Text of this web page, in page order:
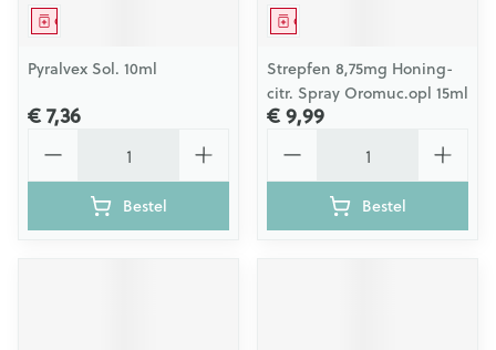
Geneesmiddel
Pyralvex Sol. 10ml
€ 7,36
Bestel
Geneesmiddel
Strepfen 8,75mg Honing-
citr. Spray Oromuc.opl 15ml
€ 9,99
Bestel